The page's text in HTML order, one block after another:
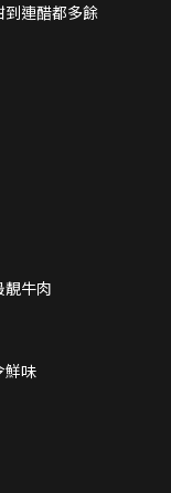
到連醋都多餘
靚牛肉
鮮味